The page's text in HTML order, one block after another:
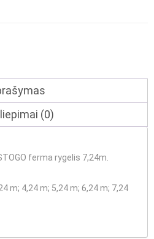
(0)
ferma rygelis 7,24m.
m; 4,24 m; 5,24 m; 6,24 m; 7,24